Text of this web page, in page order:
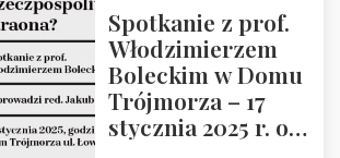
Spotkanie z prof.
Włodzimierzem
Boleckim w Domu
Trójmorza – 17
stycznia 2025 r. o